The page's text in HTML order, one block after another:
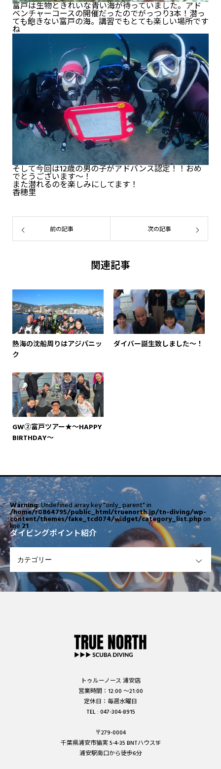
富戸は生物ときれいな青い海が待っていました。アド
ベンチャーコースの開催だったのでがっつり3本！潜っ
ても飽きない富戸の海。講習でもとても楽しい場所です
ね＾＾
そして今回は12歳の男の子がアドバンス認定！！おめ
でとうございます～！
また潜れるのを楽しみにしてます！
香穂里
前の記事 次の記事
関連記事
熱海の沈船周りはアジパニッ
ク
ダイバー誕生致しました～！
GW②富戸ツアー★～HAPPY
BIRTHDAY～
Warning: Undefined array key "only_parent" in
/home/r0864795/public_html/truenorth.jp/tn-diving/wp-
content/themes/fake_tcd074/widget/category_list.php on
line 21
ダイビングポイント紹介
トゥルーノース 浦安店
営業時間：12:00 ～21:00
定休日：毎週水曜日
TEL : 047-304-8915
〒279-0004
千葉県浦安市猫実 5-4-35 BNTハウス1F
浦安駅南口から徒歩6分